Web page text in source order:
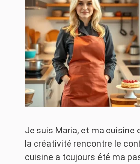
Je suis Maria, et ma cuisine
la créativité rencontre le
cuisine a toujours été ma